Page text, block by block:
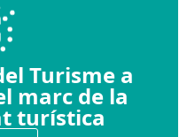
Turisme a
marc de la
turística